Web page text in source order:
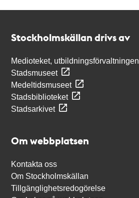
Stockholmskällan drivs av
Medioteket, utbildningsförvaltningen
Stadsmuseet
Medeltidsmuseet
Stadsbiblioteket
Stadsarkivet
Om webbplatsen
Kontakta oss
Om Stockholmskällan
Tillgänglighetsredogörelse